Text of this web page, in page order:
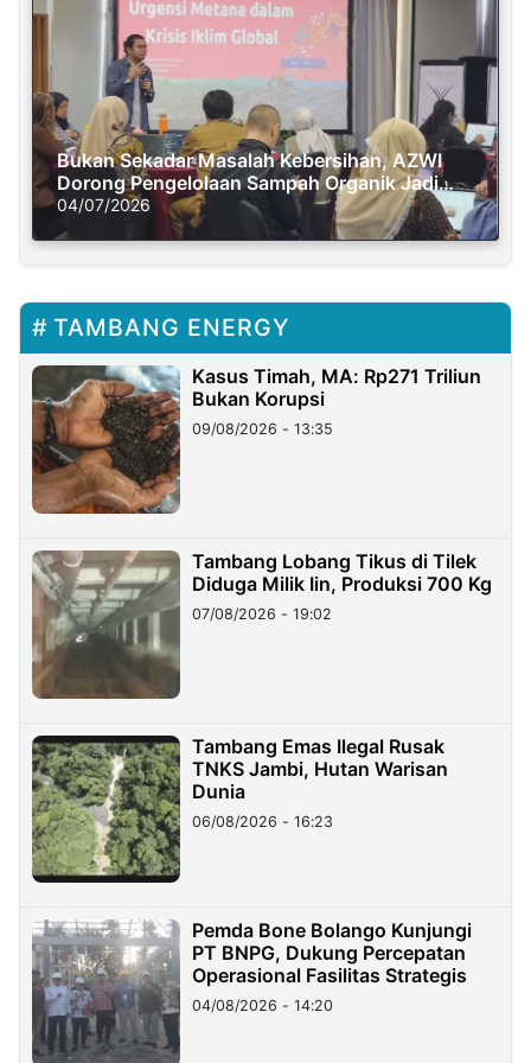
Bukan Sekadar Masalah Kebersihan, AZWI
Dorong Pengelolaan Sampah Organik Jadi
Solusi Krisis Iklim
04/07/2026
TAMBANG ENERGY
Kasus Timah, MA: Rp271 Triliun
Bukan Korupsi
09/08/2026 - 13:35
Tambang Lobang Tikus di Tilek
Diduga Milik Iin, Produksi 700 Kg
07/08/2026 - 19:02
Tambang Emas Ilegal Rusak
TNKS Jambi, Hutan Warisan
Dunia
06/08/2026 - 16:23
Pemda Bone Bolango Kunjungi
PT BNPG, Dukung Percepatan
Operasional Fasilitas Strategis
04/08/2026 - 14:20